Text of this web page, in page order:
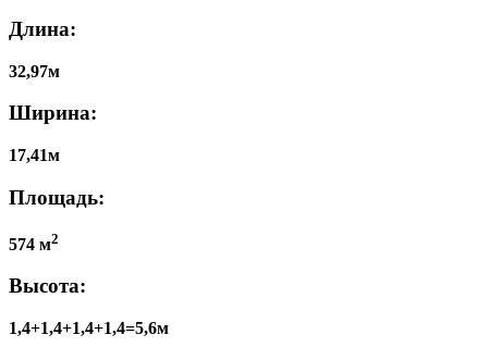
Длина:
32,97м
Ширина:
17,41м
Площадь:
574 м2
Высота:
1,4+1,4+1,4+1,4=5,6м